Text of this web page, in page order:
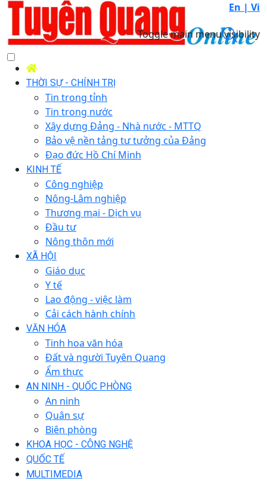
En | Vi
Toggle main menu visibility
THỜI SỰ - CHÍNH TRỊ
Tin trong tỉnh
Tin trong nước
Xây dựng Đảng - Nhà nước - MTTQ
Bảo vệ nền tảng tư tưởng của Đảng
Đạo đức Hồ Chí Minh
KINH TẾ
Công nghiệp
Nông-Lâm nghiệp
Thương mại - Dịch vụ
Đầu tư
Nông thôn mới
XÃ HỘI
Giáo dục
Y tế
Lao động - việc làm
Cải cách hành chính
VĂN HÓA
Tinh hoa văn hóa
Đất và người Tuyên Quang
Ẩm thực
AN NINH - QUỐC PHÒNG
An ninh
Quân sự
Biên phòng
KHOA HỌC - CÔNG NGHỆ
QUỐC TẾ
MULTIMEDIA